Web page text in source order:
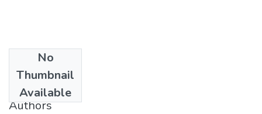
No
Thumbnail
Available
2006
Authors